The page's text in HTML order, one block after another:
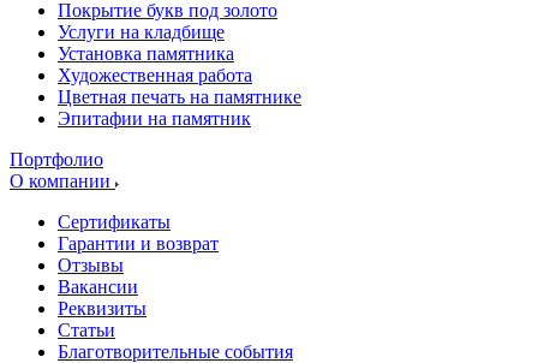
Покрытие букв под золото
Услуги на кладбище
Установка памятника
Художественная работа
Цветная печать на памятнике
Эпитафии на памятник
Портфолио
О компании
Сертификаты
Гарантии и возврат
Отзывы
Вакансии
Реквизиты
Статьи
Благотворительные события